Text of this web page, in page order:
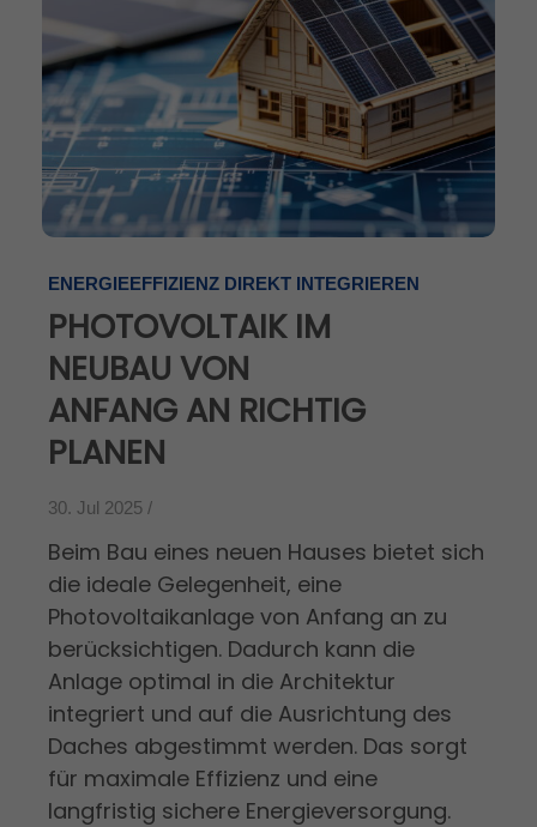
ENERGIEEFFIZIENZ DIREKT INTEGRIEREN
PHOTOVOLTAIK IM
NEUBAU VON
ANFANG AN RICHTIG
PLANEN
30. Jul 2025 /
Beim Bau eines neuen Hauses bietet sich
die ideale Gelegenheit, eine
Photovoltaikanlage von Anfang an zu
berücksichtigen. Dadurch kann die
Anlage optimal in die Architektur
integriert und auf die Ausrichtung des
Daches abgestimmt werden. Das sorgt
für maximale Effizienz und eine
langfristig sichere Energieversorgung.